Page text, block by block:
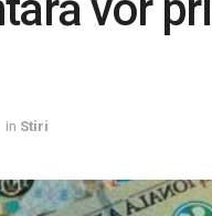
in Stiri